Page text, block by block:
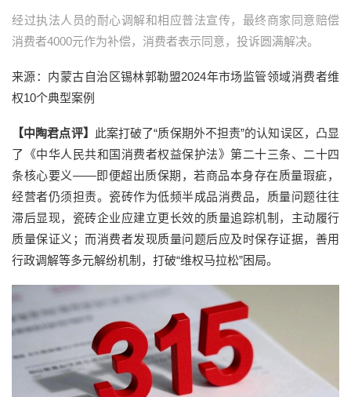
经过执法人员的耐心调解和相应普法宣传，最终商家同意赔偿
消费者4000元作为补偿，消费者表示同意，投诉圆满解决。
来源：内蒙古自治区锡林郭勒盟2024年市场监管领域消费者维
权10个典型案例
【中陶君点评】 此案打破了“质保期外不担责”的认知误区，凸显
了《中华人民共和国消费者权益保护法》第二十三条、二十四
条核心要义——即便超出质保期，若商品本身存在质量瑕疵，
经营者仍须担责。瓷砖作为低频半成品消费品，质量问题往往
滞后显现，瓷砖企业应建立更长效的质量追踪机制，主动履行
质量保证义；而消费者发现质量问题后应及时保存证据，善用
行政调解等多元解纷机制，打破“维权马拉松”困局。